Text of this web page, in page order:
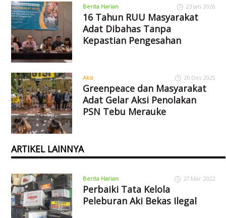
Berita Harian 23 Jan 2026
16 Tahun RUU Masyarakat
Adat Dibahas Tanpa
Kepastian Pengesahan
Aksi 20 Des 2025
Greenpeace dan Masyarakat
Adat Gelar Aksi Penolakan
PSN Tebu Merauke
ARTIKEL LAINNYA
Berita Harian 27 Mar 2022
Perbaiki Tata Kelola
Peleburan Aki Bekas Ilegal